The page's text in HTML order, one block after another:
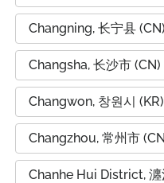
Changning, 长宁县 (CN)
Changsha, 长沙市 (CN)
Changwon, 창원시 (KR)
Changzhou, 常州市
Chanhe Hui District, 瀍